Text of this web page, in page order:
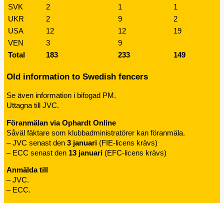
SVK
2 1
1
UKR
2 9
2
USA
12 12
19
VEN
3
9
Total
183 233 149
Old information to Swedish fencers
Se även information i bifogad PM.
Uttagna till JVC.
Föranmälan via Ophardt Online
Såväl fäktare som klubbadministratörer kan föranmäla.
– JVC senast den 3 januari (FIE-licens krävs)
– ECC senast den 13 januari (EFC-licens krävs)
Anmälda till
– JVC.
– ECC.